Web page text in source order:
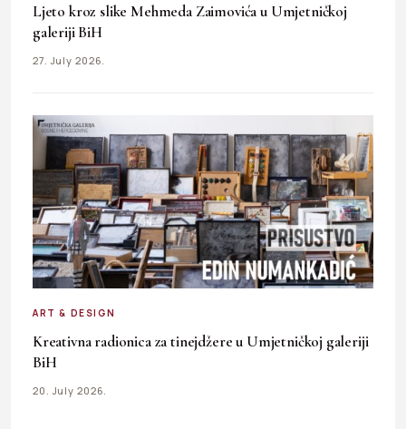
Ljeto kroz slike Mehmeda Zaimovića u Umjetničkoj
galeriji BiH
27. July 2026.
ART & DESIGN
Kreativna radionica za tinejdžere u Umjetničkoj galeriji
BiH
20. July 2026.